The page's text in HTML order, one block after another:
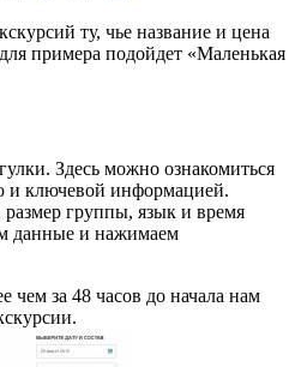
ту, чье название и цена
примера подойдет «Маленькая
Здесь можно ознакомиться
и ключевой информацией.
группы, язык и время
данные и нажимаем
чем за 48 часов до начала нам